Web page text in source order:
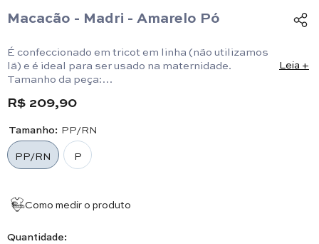
Macacão - Madri - Amarelo Pó
É confeccionado em tricot em linha (não utilizamos
lã) e é ideal para ser usado na maternidade.
Tamanho da peça:
26cm.
Leia +
R$ 209,90
Tamanho: PP/RN
PP/RN
P
Como medir o produto
Quantidade: